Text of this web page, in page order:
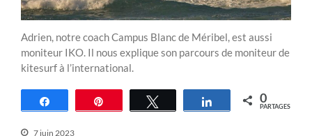
Adrien, notre coach Campus Blanc de Méribel, est aussi
moniteur IKO. Il nous explique son parcours de moniteur de
kitesurf à l’international.
Partagez Tweetez Partagez 0
PARTAGES
7 juin 2023